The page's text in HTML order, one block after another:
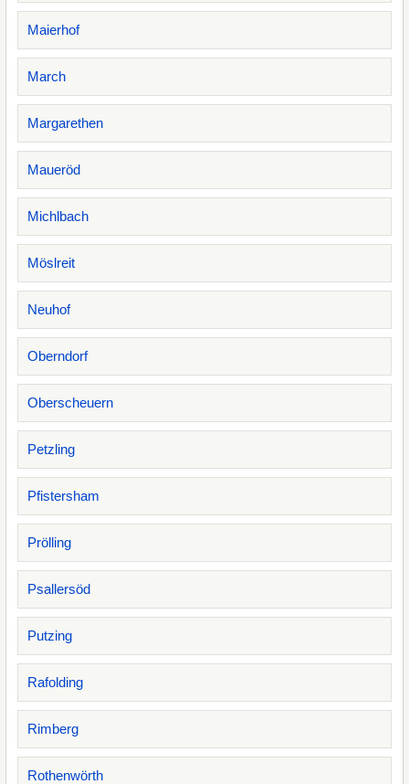
Maierhof
March
Margarethen
Maueröd
Michlbach
Möslreit
Neuhof
Oberndorf
Oberscheuern
Petzling
Pfistersham
Prölling
Psallersöd
Putzing
Rafolding
Rimberg
Rothenwörth